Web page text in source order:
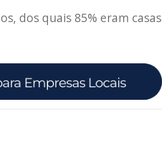
dos quais 85% eram casas